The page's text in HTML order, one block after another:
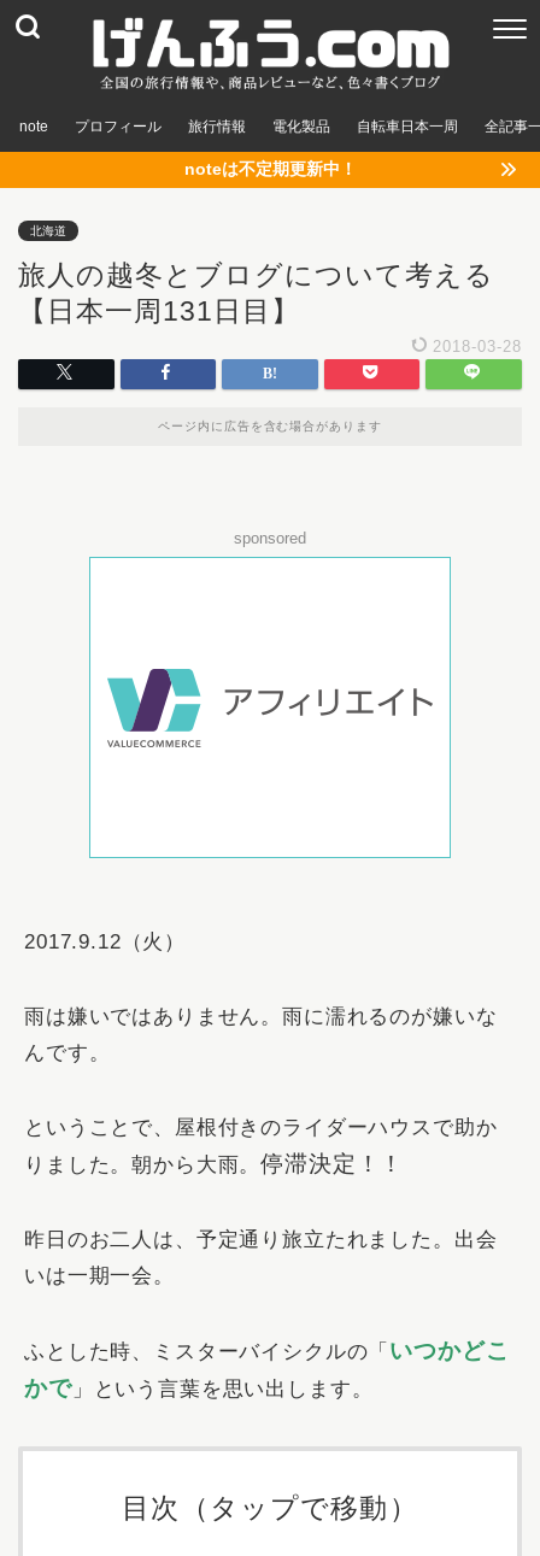
note プロフィール 旅行情報 電化製品 自転車日本一周 全記事
noteは不定期更新中！
北海道
旅人の越冬とブログについて考える
【日本一周131日目】
2018-03-28
ページ内に広告を含む場合があります
sponsored
2017.9.12（火）
雨は嫌いではありません。雨に濡れるのが嫌いな
んです。
ということで、屋根付きのライダーハウスで助か
りました。朝から大雨。停滞決定！！
昨日のお二人は、予定通り旅立たれました。出会
いは一期一会。
ふとした時、ミスターバイシクルの「 いつかどこ
かで」という言葉を思い出します。
目次（タップで移動）